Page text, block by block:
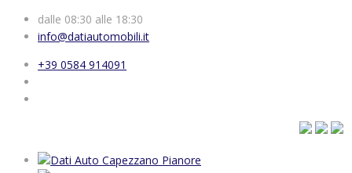
dalle 08:30 alle 18:30
info@datiautomobili.it
+39 0584 914091